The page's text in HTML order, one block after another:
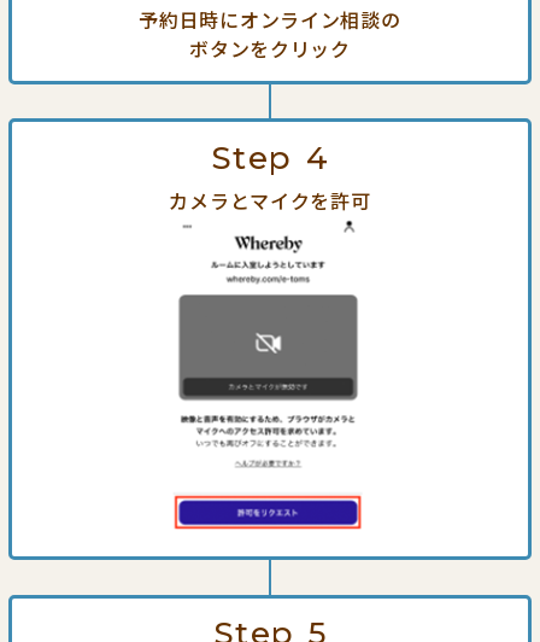
予約日時にオンライン相談の
ボタンをクリック
Step 4
カメラとマイクを許可
Step 5